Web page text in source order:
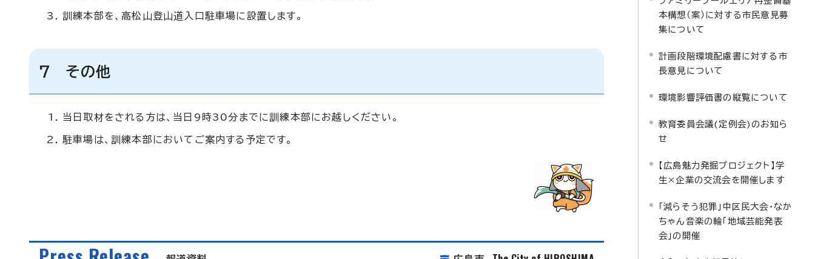
訓練本部を、高松山登山道入口駐車場に設置します。
7 その他
当日取材をされる方は、当日9時30分までに訓練本部にお越しください。
駐車場は、訓練本部においてご案内する予定です。
本構想（案）に対する市民意見募
集について
計画段階環境配慮書に対する市
長意見について
環境影響評価書の縦覧について
教育委員会議(定例会)のお知ら
せ
【広島魅力発掘プロジェクト】学
生×企業の交流会を開催します
「減らそう犯罪」中区民大会・なか
ちゃん音楽の輪「地域芸能発表
会」の開催